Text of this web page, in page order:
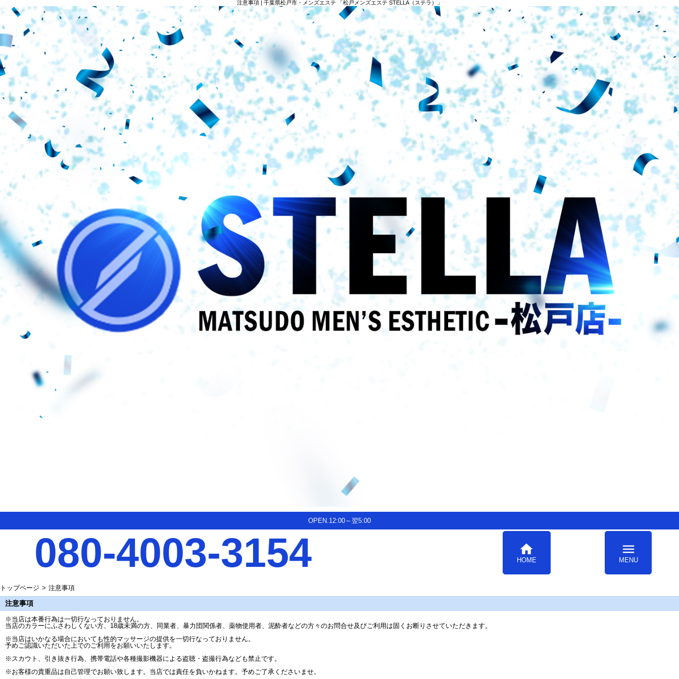
注意事項 | 千葉県松戸市・メンズエステ 「松戸メンズエステ STELLA（ステラ）」
OPEN.12:00～翌5:00
080-4003-3154 home
HOME
menu
MENU
トップページ 注意事項
注意事項
※当店は本番行為は一切行なっておりません。
当店のカラーにふさわしくない方、18歳未満の方、同業者、暴力団関係者、薬物使用者、泥酔者などの方々のお問合せ及びご利用は固くお断りさせていただきます。
※当店はいかなる場合においても性的マッサージの提供を一切行なっておりません。
予めご認識いただいた上でのご利用をお願いいたします。
※スカウト、引き抜き行為、携帯電話や各種撮影機器による盗聴・盗撮行為なども禁止です。
※お客様の貴重品は自己管理でお願い致します。当店では責任を負いかねます。予めご了承くださいませ。